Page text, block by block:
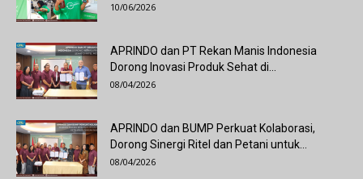
10/06/2026
APRINDO dan PT Rekan Manis Indonesia
Dorong Inovasi Produk Sehat di...
08/04/2026
APRINDO dan BUMP Perkuat Kolaborasi,
Dorong Sinergi Ritel dan Petani untuk...
08/04/2026